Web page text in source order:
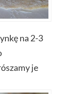
na 2-3
je